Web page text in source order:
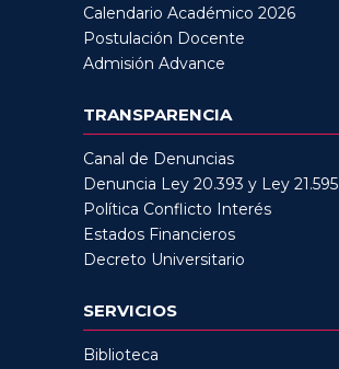
Calendario Académico 2026
Postulación Docente
Admisión Advance
TRANSPARENCIA
Canal de Denuncias
Denuncia Ley 20.393 y Ley 21.595
Política Conflicto Interés
Estados Financieros
Decreto Universitario
SERVICIOS
Biblioteca